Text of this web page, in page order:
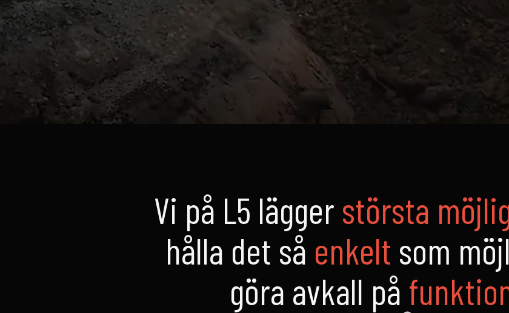
Vi på L5 lägger största
hålla det så enkelt som
göra avkall på